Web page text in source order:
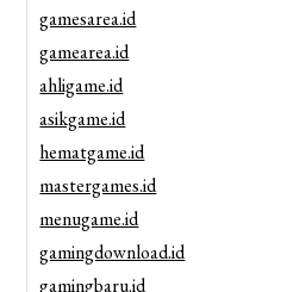
gamesarea.id
gamearea.id
ahligame.id
asikgame.id
hematgame.id
mastergames.id
menugame.id
gamingdownload.id
gamingbaru.id